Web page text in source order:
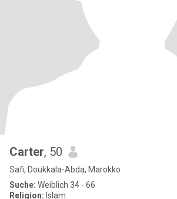
Carter, 50
Safi, Doukkala-Abda, Marokko
Suche: Weiblich 34 - 66
Religion: Islam